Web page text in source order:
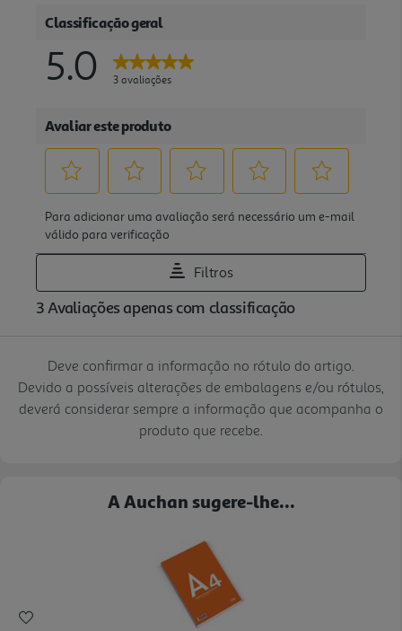
Deve confirmar a informação no rótulo do artigo.
Devido a possíveis alterações de embalagens e/ou rótulos,
deverá considerar sempre a informação que acompanha o
produto que recebe.
A Auchan sugere-lhe...